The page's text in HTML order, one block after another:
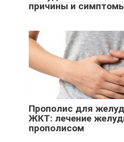
причины и
Прополис для
ЖКТ: лечение
прополисом